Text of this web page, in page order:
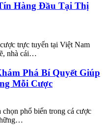
Hàng Đầu Tại Thị
trực tuyến tại Việt Nam
nhà cái…
Phá Bí Quyết Giúp
Mỗi Cược
phổ biến trong cá cược